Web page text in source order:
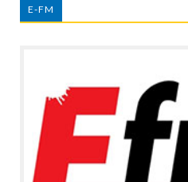
E-FM